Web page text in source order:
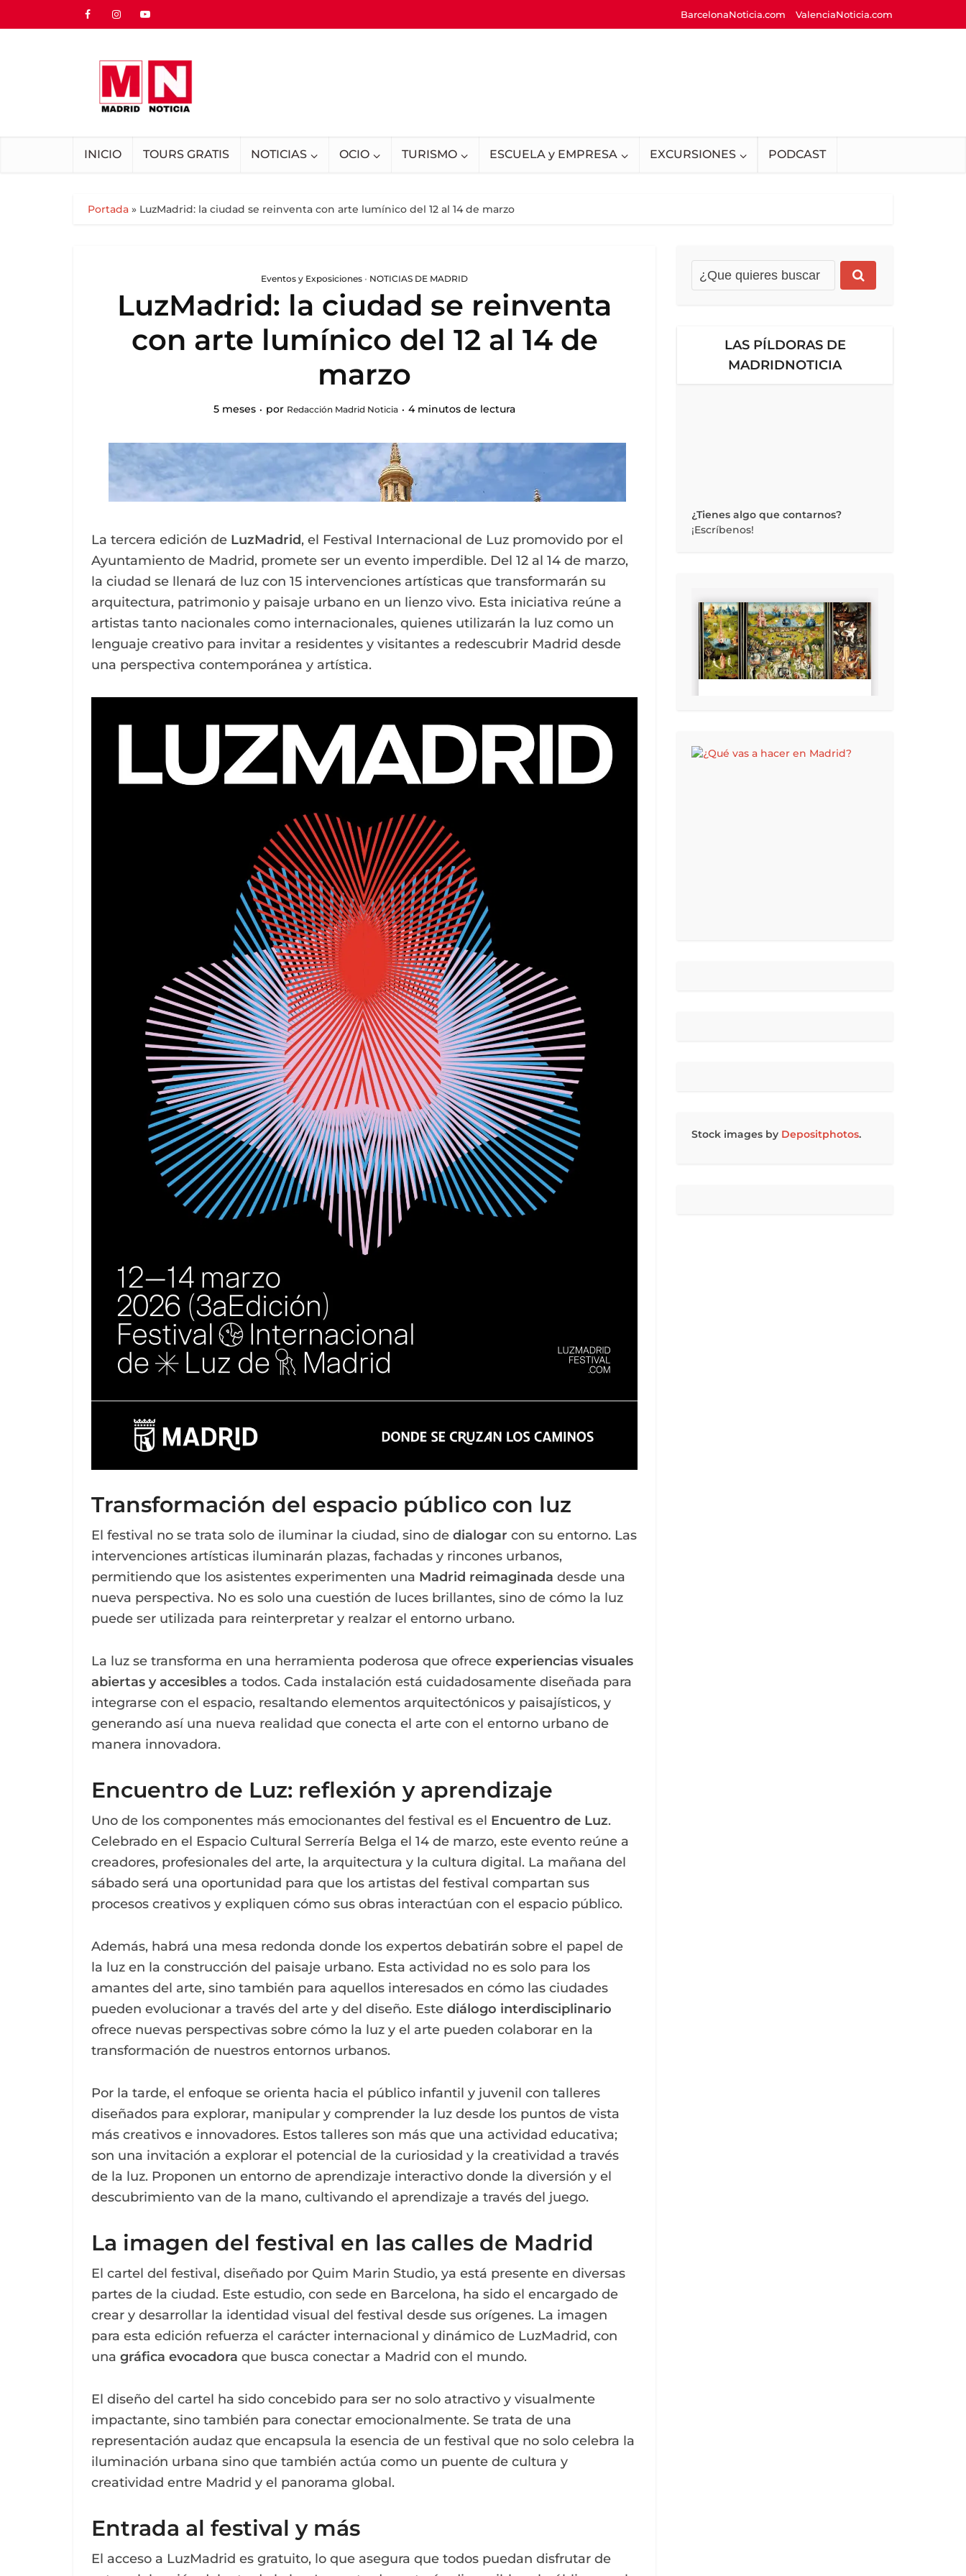
BarcelonaNoticia.com ValenciaNoticia.com
INICIO TOURS GRATIS NOTICIAS OCIO TURISMO ESCUELA y EMPRESA EXCURSIONES PODCAST
Portada » LuzMadrid: la ciudad se reinventa con arte lumínico del 12 al 14 de marzo
Eventos y Exposiciones • NOTICIAS DE MADRID
LuzMadrid: la ciudad se reinventa
con arte lumínico del 12 al 14 de
marzo
5 meses por Redacción Madrid Noticia 4 minutos de lectura
La tercera edición de LuzMadrid, el Festival Internacional de Luz promovido por el
Ayuntamiento de Madrid, promete ser un evento imperdible. Del 12 al 14 de marzo,
la ciudad se llenará de luz con 15 intervenciones artísticas que transformarán su
arquitectura, patrimonio y paisaje urbano en un lienzo vivo. Esta iniciativa reúne a
artistas tanto nacionales como internacionales, quienes utilizarán la luz como un
lenguaje creativo para invitar a residentes y visitantes a redescubrir Madrid desde
una perspectiva contemporánea y artística.
Transformación del espacio público con luz
El festival no se trata solo de iluminar la ciudad, sino de dialogar con su entorno. Las
intervenciones artísticas iluminarán plazas, fachadas y rincones urbanos,
permitiendo que los asistentes experimenten una Madrid reimaginada desde una
nueva perspectiva. No es solo una cuestión de luces brillantes, sino de cómo la luz
puede ser utilizada para reinterpretar y realzar el entorno urbano.
La luz se transforma en una herramienta poderosa que ofrece experiencias visuales
abiertas y accesibles a todos. Cada instalación está cuidadosamente diseñada para
integrarse con el espacio, resaltando elementos arquitectónicos y paisajísticos, y
generando así una nueva realidad que conecta el arte con el entorno urbano de
manera innovadora.
Encuentro de Luz: reflexión y aprendizaje
Uno de los componentes más emocionantes del festival es el Encuentro de Luz.
Celebrado en el Espacio Cultural Serrería Belga el 14 de marzo, este evento reúne a
creadores, profesionales del arte, la arquitectura y la cultura digital. La mañana del
sábado será una oportunidad para que los artistas del festival compartan sus
procesos creativos y expliquen cómo sus obras interactúan con el espacio público.
Además, habrá una mesa redonda donde los expertos debatirán sobre el papel de
la luz en la construcción del paisaje urbano. Esta actividad no es solo para los
amantes del arte, sino también para aquellos interesados en cómo las ciudades
pueden evolucionar a través del arte y del diseño. Este diálogo interdisciplinario
ofrece nuevas perspectivas sobre cómo la luz y el arte pueden colaborar en la
transformación de nuestros entornos urbanos.
Por la tarde, el enfoque se orienta hacia el público infantil y juvenil con talleres
diseñados para explorar, manipular y comprender la luz desde los puntos de vista
más creativos e innovadores. Estos talleres son más que una actividad educativa;
son una invitación a explorar el potencial de la curiosidad y la creatividad a través
de la luz. Proponen un entorno de aprendizaje interactivo donde la diversión y el
descubrimiento van de la mano, cultivando el aprendizaje a través del juego.
La imagen del festival en las calles de Madrid
El cartel del festival, diseñado por Quim Marin Studio, ya está presente en diversas
partes de la ciudad. Este estudio, con sede en Barcelona, ha sido el encargado de
crear y desarrollar la identidad visual del festival desde sus orígenes. La imagen
para esta edición refuerza el carácter internacional y dinámico de LuzMadrid, con
una gráfica evocadora que busca conectar a Madrid con el mundo.
El diseño del cartel ha sido concebido para ser no solo atractivo y visualmente
impactante, sino también para conectar emocionalmente. Se trata de una
representación audaz que encapsula la esencia de un festival que no solo celebra la
iluminación urbana sino que también actúa como un puente de cultura y
creatividad entre Madrid y el panorama global.
Entrada al festival y más
El acceso a LuzMadrid es gratuito, lo que asegura que todos puedan disfrutar de
LAS PÍLDORAS DE
MADRIDNOTICIA
¿Tienes algo que contarnos?
¡Escríbenos!
Stock images by Depositphotos.